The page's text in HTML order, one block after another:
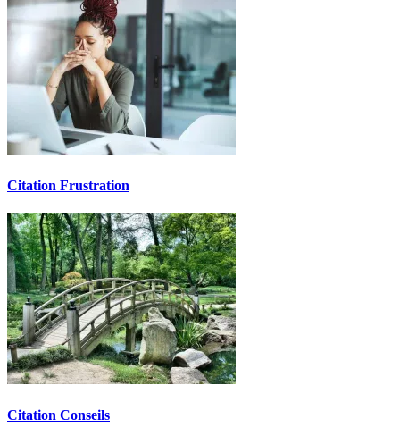
Citation Frustration
Citation Conseils